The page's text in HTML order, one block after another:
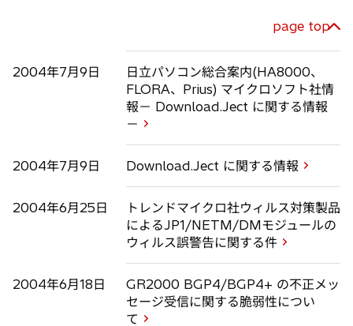
page top
2004年7月9日
日立パソコン総合案内(HA8000、
FLORA、Prius) マイクロソフト社情
報－ Download.Ject に関する情報
－
2004年7月9日 Download.Ject に関する情報
2004年6月25日
トレンドマイクロ社ウィルス対策製品
によるJP1/NETM/DMモジュールの
ウィルス誤警告に関する件
2004年6月18日
GR2000 BGP4/BGP4+ の不正メッ
セージ受信に関する脆弱性につい
て